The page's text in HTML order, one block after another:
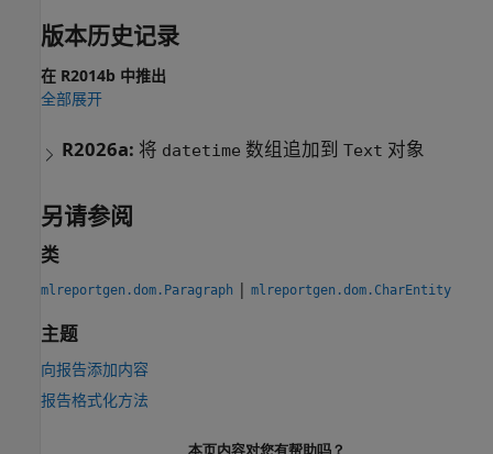
版本历史记录
在 R2014b 中推出
全部展开
R2026a: 将 datetime 数组追加到Text 对象
另请参阅
类
mlreportgen.dom.Paragraph | mlreportgen.dom.CharEntity
主题
向报告添加内容
报告格式化方法
本页内容对您有帮助吗？